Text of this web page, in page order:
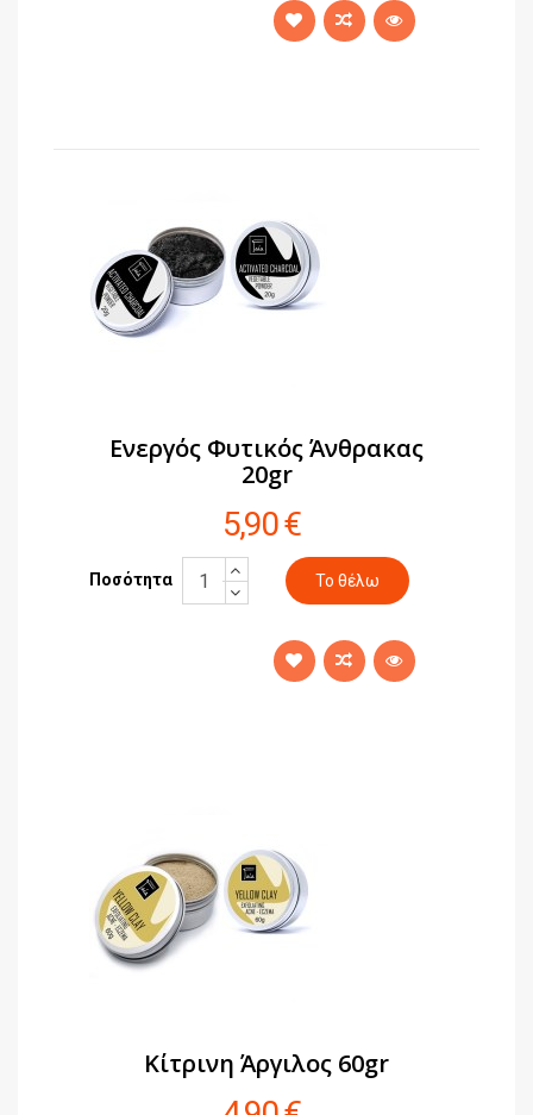
Ενεργός Φυτικός Άνθρακας
20gr
5,90 €
Ποσότητα
Κίτρινη Άργιλος 60gr